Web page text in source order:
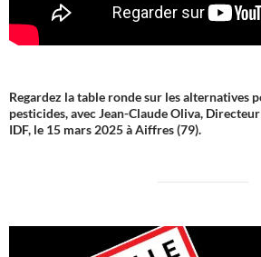
Regardez la table ronde sur les alternatives
pesticides, avec Jean-Claude Oliva,
IDF, le 15 mars 2025 à Aiffres (79).